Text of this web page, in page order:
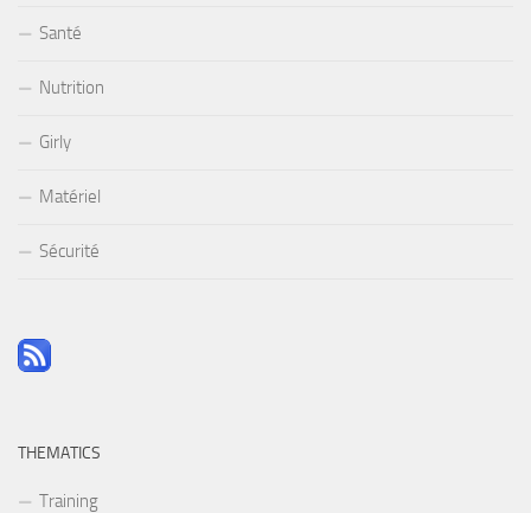
Santé
Nutrition
Girly
Matériel
Sécurité
THEMATICS
Training